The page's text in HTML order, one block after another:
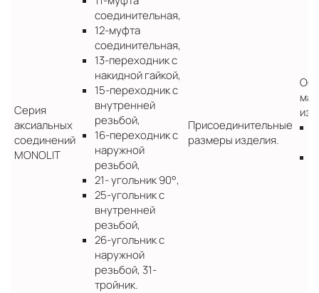
Серия
аксиальных
соединений
MONOLIT
соединительная,
12-муфта
соединительная,
13-переходник с
накидной гайкой,
15-переходник с
внутренней
резьбой,
16-переходник с
наружной
резьбой,
21- угольник 90°,
25-угольник с
внутренней
резьбой,
26-угольник с
наружной
резьбой, 31-
тройник.
Присоединительные
размеры изделия.